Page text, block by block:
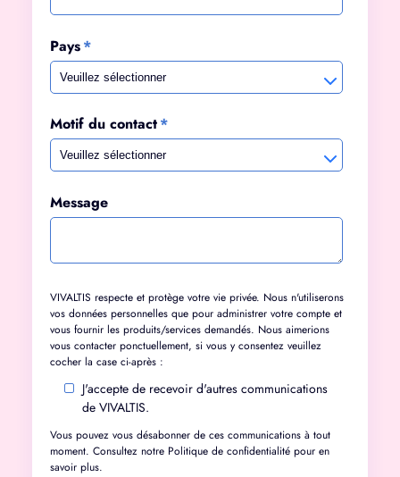
Pays*
Motif du contact*
Message
VIVALTIS respecte et protège votre vie privée. Nous n'utiliserons
vos données personnelles que pour administrer votre compte et
vous fournir les produits/services demandés. Nous aimerions
vous contacter ponctuellement, si vous y consentez veuillez
cocher la case ci-après :
J'accepte de recevoir d'autres communications
de VIVALTIS.
Vous pouvez vous désabonner de ces communications à tout
moment. Consultez notre Politique de confidentialité pour en
savoir plus.